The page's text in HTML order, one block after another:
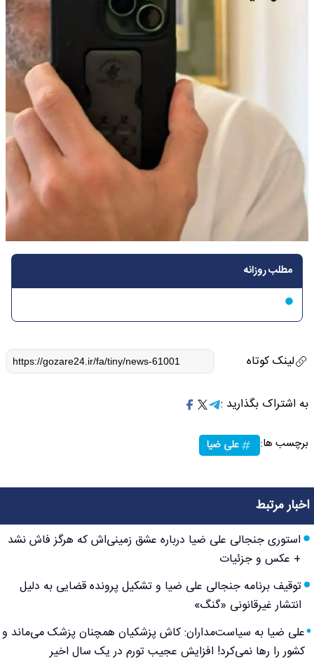
مطلب روزانه
لینک کوتاه
به اشتراک بگذارید :
برچسب ها: علی ضیا
اخبار مرتبط
استوری جنجالی علی ضیا درباره عشق زمینی‌اش که هرگز فاش نشد
+ عکس و جزئیات
توقیف برنامه جنجالی علی ضیا و تشکیل پرونده قضایی به دلیل
انتشار غیرقانونی «گنگ»
علی ضیا به سیاست‌مداران: کاش پزشکیان همچنان پزشک می‌ماند و
کشور را رها نمی‌کرد! افزایش عجیب تورم در یک سال اخیر